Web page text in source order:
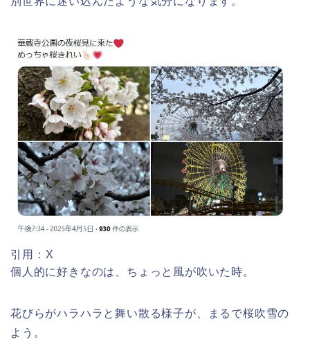
とめ!交通規制は何時から何時まで?
熊谷桜祭り(花見)2026の屋台(出店)の
時間はいつまで?ライトアップも!
引用：X
個人的に好きなのは、ちょっと風が吹いた時。
花びらがハラハラと舞い散る様子が、まるで桜吹雪の
よう。